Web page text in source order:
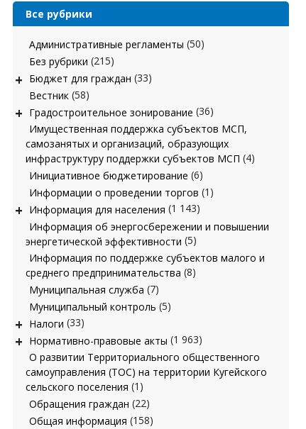
Все рубрики
Административные регламенты (50)
Без рубрики (215)
+ Бюджет для граждан (33)
Вестник(58)
+ Градостроительное зонирование (36)
Имущественная поддержка субъектов МСП,
самозанятых и организаций, образующих
инфраструктуру поддержки субъектов МСП (4)
Инициативное бюджетирование (6)
Информации о проведении торгов (1)
+ Информация для населения (1 143)
Информация об энергосбережении и повышении
энергетической эффективности (5)
Информация по поддержке субъектов малого и
среднего предпринимательства (8)
Муниципальная служба (7)
Муниципальный контроль (5)
+ Налоги (33)
+ Нормативно-правовые акты (1 963)
О развитии Территориального общественного
самоуправления (ТОС) на территории Кугейского
сельского поселения (1)
Обращения граждан (22)
Общая информация (158)